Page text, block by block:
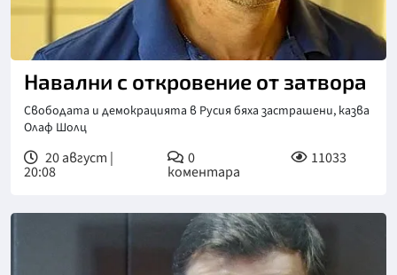
Навални с откровение от затвора
Свободата и демокрацията в Русия бяха застрашени, казва
Олаф Шолц
20 август |
20:08
0
коментара
11033